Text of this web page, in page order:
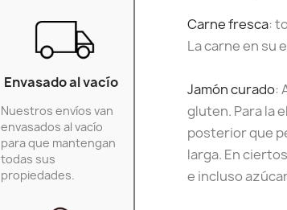
Envasado al vacío
Nuestros envíos van
envasados al vacío
para que mantengan
todas sus
propiedades.
Carne fresca:
La carne en su
Jamón curado:
gluten. Para la
posterior que
larga. En
e incluso